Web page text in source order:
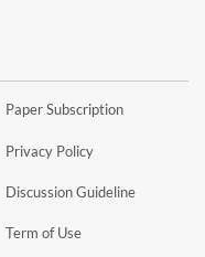
Paper Subscription
Privacy Policy
Discussion Guideline
Term of Use